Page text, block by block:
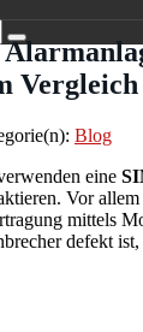
Vergleich
Blog
eine
Vor
mittels
defekt